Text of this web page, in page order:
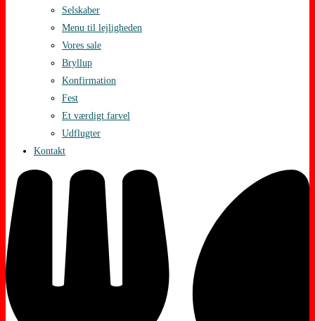
Selskaber
Menu til lejligheden
Vores sale
Bryllup
Konfirmation
Fest
Et værdigt farvel
Udflugter
Kontakt